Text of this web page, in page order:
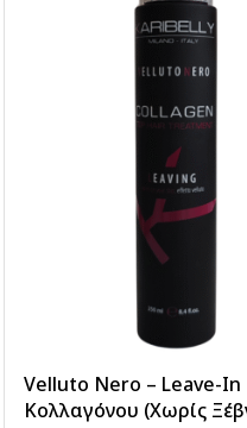
Velluto Nero – Leave-In
Κολλαγόνου (Χωρίς